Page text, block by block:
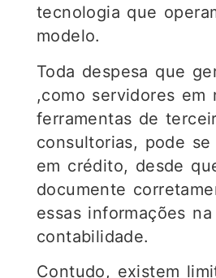
tecnologia que
modelo.
Toda despesa que
,como servidores em
ferramentas de
consultorias, pode se
em crédito, desde
documente
essas informações na
contabilidade.
Contudo, existem